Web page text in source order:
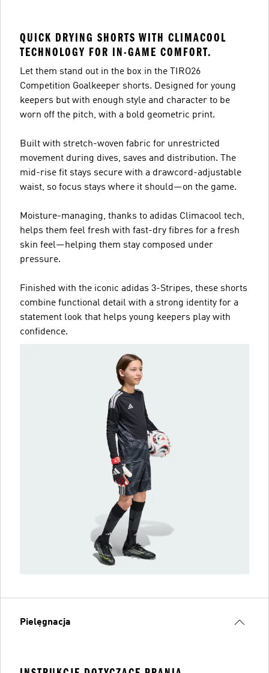
QUICK DRYING SHORTS WITH CLIMACOOL
TECHNOLOGY FOR IN-GAME COMFORT.
Let them stand out in the box in the TIRO26
Competition Goalkeeper shorts. Designed for young
keepers but with enough style and character to be
worn off the pitch, with a bold geometric print.
Built with stretch-woven fabric for unrestricted
movement during dives, saves and distribution. The
mid-rise fit stays secure with a drawcord-adjustable
waist, so focus stays where it should—on the game.
Moisture-managing, thanks to adidas Climacool tech,
helps them feel fresh with fast-dry fibres for a fresh
skin feel—helping them stay composed under
pressure.
Finished with the iconic adidas 3-Stripes, these shorts
combine functional detail with a strong identity for a
statement look that helps young keepers play with
confidence.
Pielęgnacja